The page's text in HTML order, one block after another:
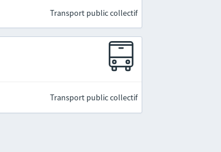
Transport public collectif
Transport public collectif